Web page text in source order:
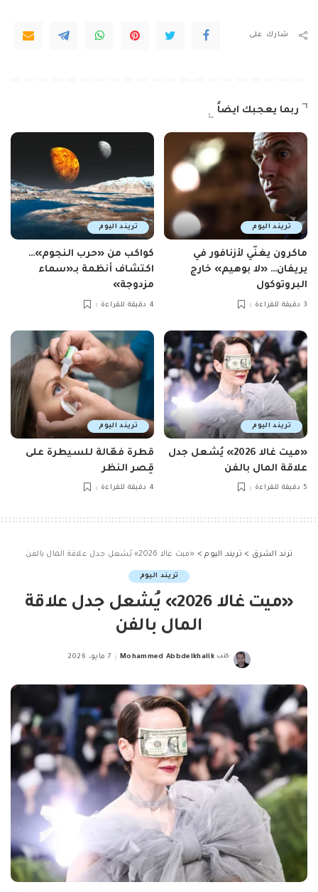
شارك على
ربما يعجبك ايضاً
تريند اليوم
ماكرون يغنّي لأزنافور في
يريفان… «لا بوهيم» خارج
البروتوكول
3 دقيقة للقراءة
تريند اليوم
كواكب من «حرب النجوم»…
اكتشاف أنظمة بـ«سماء
مزدوجة»
4 دقيقة للقراءة
تريند اليوم
«ميت غالا 2026» يُشعل جدل
علاقة المال بالفن
5 دقيقة للقراءة
تريند اليوم
قطرة فعّالة للسيطرة على
قِصر النظر
4 دقيقة للقراءة
ترند الشرق > تريند اليوم> «ميت غالا 2026» يُشعل جدل علاقة المال بالفن
تريند اليوم
«ميت غالا 2026» يُشعل جدل علاقة
المال بالفن
Posted
كتب Mohammed Abbdelkhalik 7 مايو، 2026